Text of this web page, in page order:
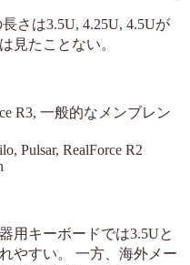
さは3.5U, 4.25U, 4.5Uが
見たことない。
R3, 一般的なメンブレン
Pulsar, RealForce R2
用キーボードでは3.5Uと
やすい。 一方、海外メー